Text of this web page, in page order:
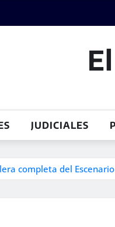
JUDICIALES
completa del